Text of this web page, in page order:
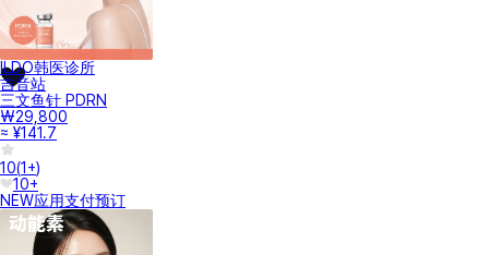
ILDO韩医诊所
吉音站
三文鱼针 PDRN
₩29,800
≈ ¥141.7
10(1+)
10+
NEW应用支付预订